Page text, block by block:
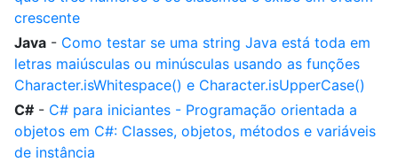
crescente
Java - Como testar se uma string Java está toda em
letras maiúsculas ou minúsculas usando as funções
Character.isWhitespace() e Character.isUpperCase()
C# - C# para iniciantes - Programação orientada a
objetos em C#: Classes, objetos, métodos e variáveis
de instância